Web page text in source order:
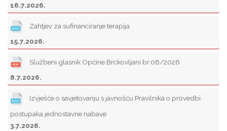
16.7.2026.
Zahtjev za sufinanciranje terapija
15.7.2026.
Službeni glasnik Općine Brckovljani br.06/2026
8.7.2026.
Izvješće o savjetovanju s javnošću Pravilnika o provedbi
postupaka jednostavne nabave
3.7.2026.